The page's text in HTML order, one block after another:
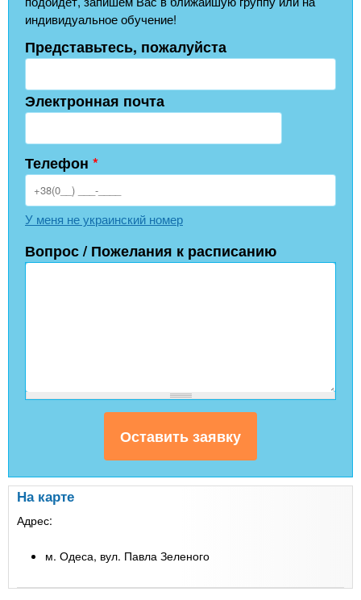
индивидуальное обучение!
Представьтесь, пожалуйста
Электронная почта
Телефон *
У меня не украинский номер
Вопрос / Пожелания к расписанию
На карте
Адрес:
м. Одеса, вул. Павла Зеленого